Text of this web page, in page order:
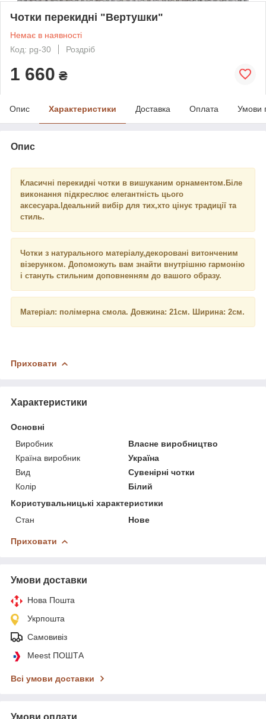
Чотки перекидні "Вертушки"
Немає в наявності
Код: pg-30
Роздріб
1 660 ₴
Опис Характеристики Доставка Оплата Умови
Опис
Класичні перекидні чотки в вишуканим орнаментом.Біле
виконання підкреслює елегантність цього
аксесуара.Ідеальний вибір для тих,хто цінує традиції та
стиль.
Чотки з натурального матеріалу,декоровані витонченим
візерунком. Допоможуть вам знайти внутрішню гармонію
і стануть стильним доповненням до вашого образу.
Матеріал: полімерна смола. Довжина: 21см. Ширина: 2см.
Приховати
Характеристики
Основні
Виробник
Власне виробництво
Країна виробник
Україна
Вид
Сувенірні чотки
Колір
Білий
Користувальницькі характеристики
Стан
Нове
Приховати
Умови доставки
Нова Пошта
Укрпошта
Самовивіз
Meest ПОШТА
Всі умови доставки
Умови оплати